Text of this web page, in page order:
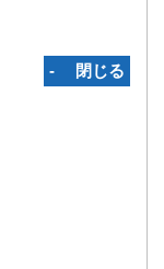
‐ 閉じる